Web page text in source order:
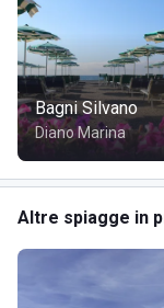
Cassaforte
Cabine per
DOVE SI TROVA
Lo stabilimento
, in Liguria
.
parcheggi, di una
pavimentata. Lo
Bagni Silvano
Diano Marina
Altre spiagge in